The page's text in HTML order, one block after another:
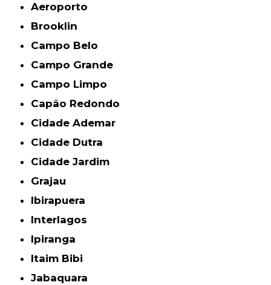
Aeroporto
Brooklin
Campo Belo
Campo Grande
Campo Limpo
Capão Redondo
Cidade Ademar
Cidade Dutra
Cidade Jardim
Grajau
Ibirapuera
Interlagos
Ipiranga
Itaim Bibi
Jabaquara